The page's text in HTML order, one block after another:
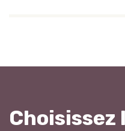
Choisissez